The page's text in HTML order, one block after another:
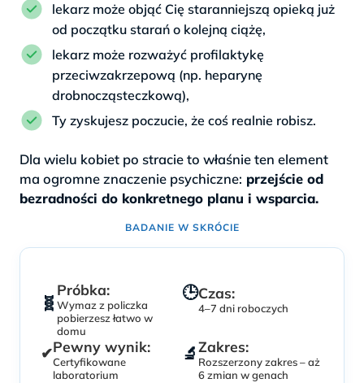
lekarz może objąć Cię staranniejszą opieką już
od początku starań o kolejną ciążę,
lekarz może rozważyć profilaktykę
przeciwzakrzepową (np. heparynę
drobnocząsteczkową),
Ty zyskujesz poczucie, że coś realnie robisz.
Dla wielu kobiet po stracie to właśnie ten element
ma ogromne znaczenie psychiczne: przejście od
bezradności do konkretnego planu i wsparcia.
BADANIE W SKRÓCIE
🧬
Próbka:
Wymaz z policzka
pobierzesz łatwo w
domu
🕒Czas:
4–7 dni roboczych
✔Pewny wynik:
Certyfikowane
laboratorium
🔬Zakres:
Rozszerzony zakres – aż
6 zmian w genach